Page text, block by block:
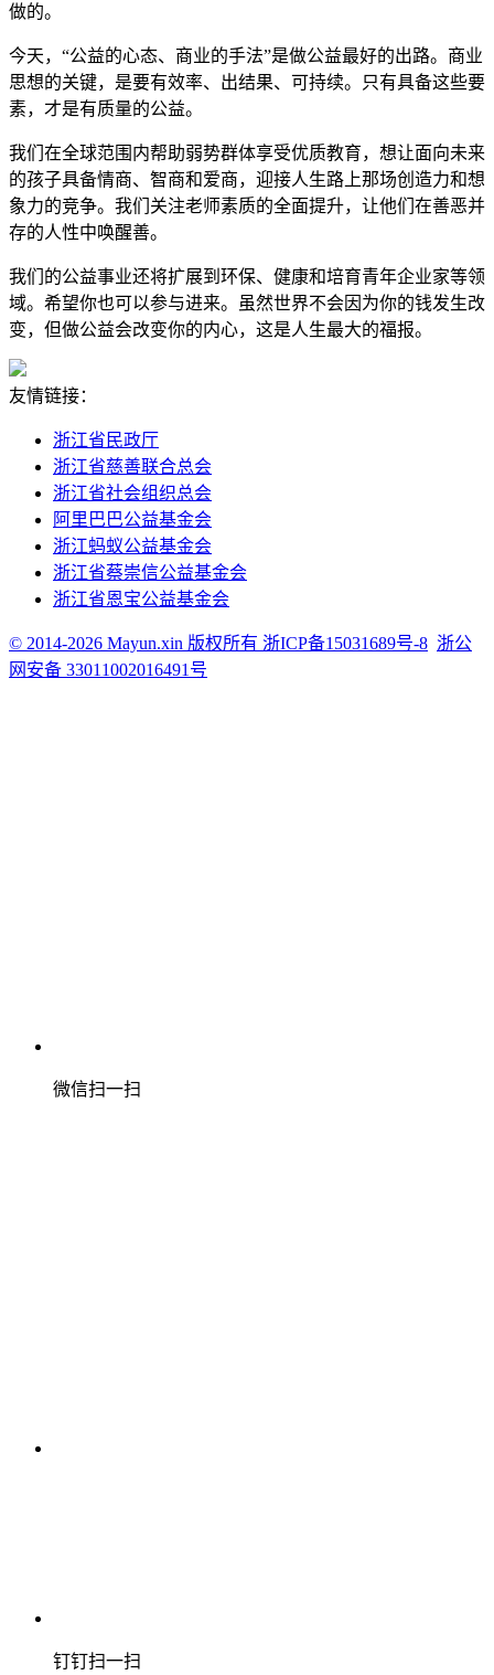
做的。
今天，“公益的心态、商业的手法”是做公益最好的出路。商业
思想的关键，是要有效率、出结果、可持续。只有具备这些要
素，才是有质量的公益。
我们在全球范围内帮助弱势群体享受优质教育，想让面向未来
的孩子具备情商、智商和爱商，迎接人生路上那场创造力和想
象力的竞争。我们关注老师素质的全面提升，让他们在善恶并
存的人性中唤醒善。
我们的公益事业还将扩展到环保、健康和培育青年企业家等领
域。希望你也可以参与进来。虽然世界不会因为你的钱发生改
变，但做公益会改变你的内心，这是人生最大的福报。
友情链接：
浙江省民政厅
浙江省慈善联合总会
浙江省社会组织总会
阿里巴巴公益基金会
浙江蚂蚁公益基金会
浙江省蔡崇信公益基金会
浙江省恩宝公益基金会
© 2014-2026 Mayun.xin 版权所有 浙ICP备15031689号-8 浙公
网安备 33011002016491号
微信扫一扫
钉钉扫一扫